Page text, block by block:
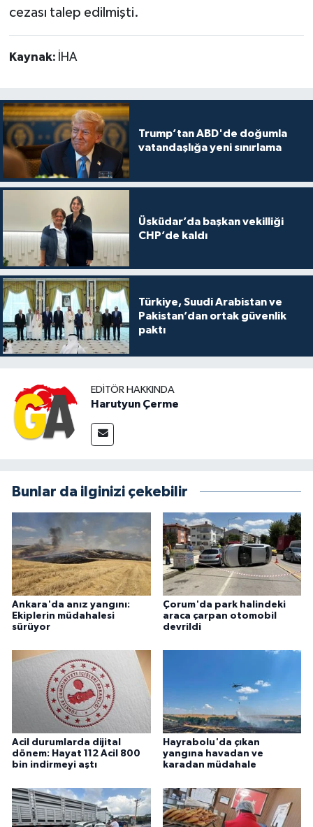
cezası talep edilmişti.
Kaynak: İHA
Trump’tan ABD'de doğumla
vatandaşlığa yeni sınırlama
Üsküdar’da başkan vekilliği
CHP’de kaldı
Türkiye, Suudi Arabistan ve
Pakistan’dan ortak güvenlik
paktı
EDITÖR HAKKINDA
Harutyun Çerme
Bunlar da ilginizi çekebilir
Ankara'da anız yangını:
Ekiplerin müdahalesi
sürüyor
Çorum'da park halindeki
araca çarpan otomobil
devrildi
Acil durumlarda dijital
dönem: Hayat 112 Acil 800
bin indirmeyi aştı
Hayrabolu'da çıkan
yangına havadan ve
karadan müdahale